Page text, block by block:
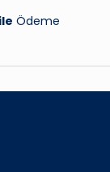
Ödeme